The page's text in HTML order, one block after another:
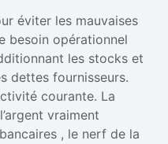
éviter les mauvaises
besoin opérationnel
les stocks et
dettes fournisseurs.
courante. La
vraiment
, le nerf de la